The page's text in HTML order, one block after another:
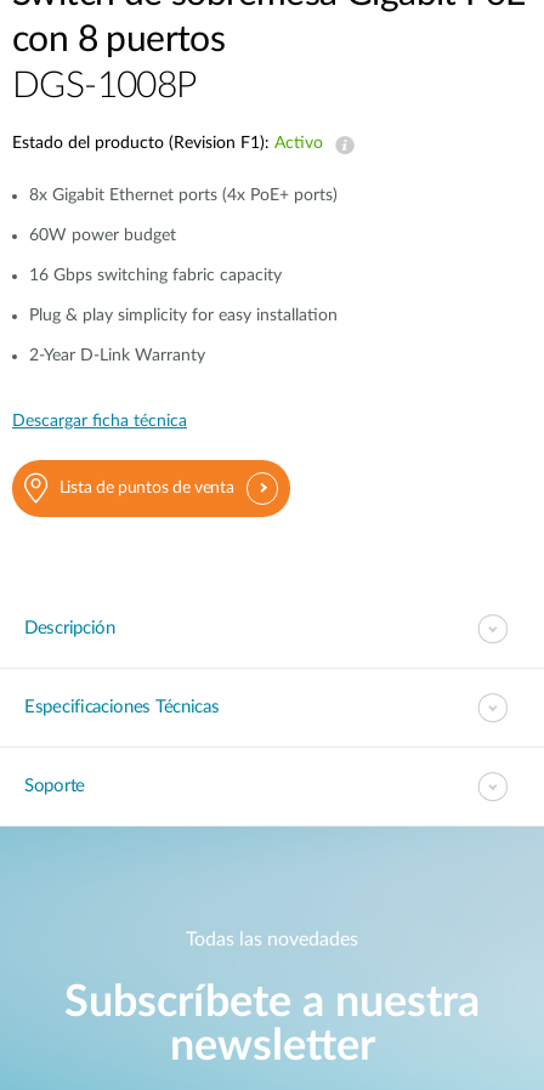
con 8 puertos
DGS-1008P
Estado del producto (Revision F1): Activo
8x Gigabit Ethernet ports (4x PoE+ ports)
60W power budget
16 Gbps switching fabric capacity
Plug & play simplicity for easy installation
2-Year D-Link Warranty
Descargar ficha técnica
Lista de puntos de venta
Descripción
Especificaciones Técnicas
Soporte
Todas las novedades
Subscríbete a nuestra
newsletter